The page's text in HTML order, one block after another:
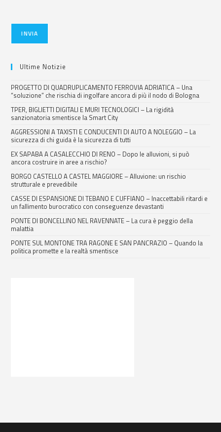
INVIA
Ultime Notizie
PROGETTO DI QUADRUPLICAMENTO FERROVIA ADRIATICA – Una
“soluzione” che rischia di ingolfare ancora di più il nodo di Bologna
TPER, BIGLIETTI DIGITALI E MURI TECNOLOGICI – La rigidità
sanzionatoria smentisce la Smart City
AGGRESSIONI A TAXISTI E CONDUCENTI DI AUTO A NOLEGGIO – La
sicurezza di chi guida è la sicurezza di tutti
EX SAPABA A CASALECCHIO DI RENO – Dopo le alluvioni, si può
ancora costruire in aree a rischio?
BORGO CASTELLO A CASTEL MAGGIORE – Alluvione: un rischio
strutturale e prevedibile
CASSE DI ESPANSIONE DI TEBANO E CUFFIANO – Inaccettabili ritardi e
un fallimento burocratico con conseguenze devastanti
PONTE DI BONCELLINO NEL RAVENNATE – La cura è peggio della
malattia
PONTE SUL MONTONE TRA RAGONE E SAN PANCRAZIO – Quando la
politica promette e la realtà smentisce